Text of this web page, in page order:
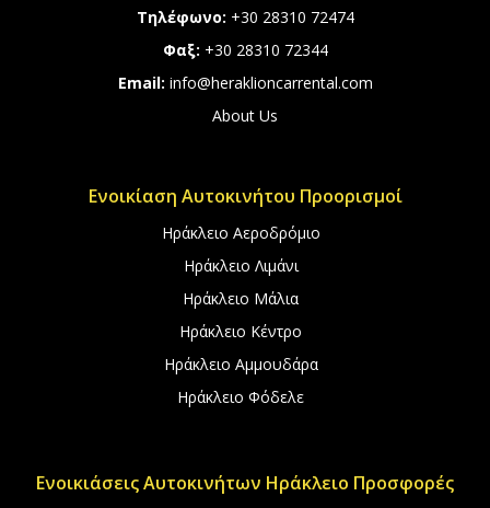
Τηλέφωνο: +30 28310 72474
Φαξ: +30 28310 72344
Email: info@heraklioncarrental.com
About Us
Ενοικίαση Αυτοκινήτου Προορισμοί
Ηράκλειο Αεροδρόμιο
Ηράκλειο Λιμάνι
Ηράκλειο Μάλια
Ηράκλειο Κέντρο
Ηράκλειο Αμμουδάρα
Ηράκλειο Φόδελε
Ενοικιάσεις Αυτοκινήτων Ηράκλειο Προσφορές